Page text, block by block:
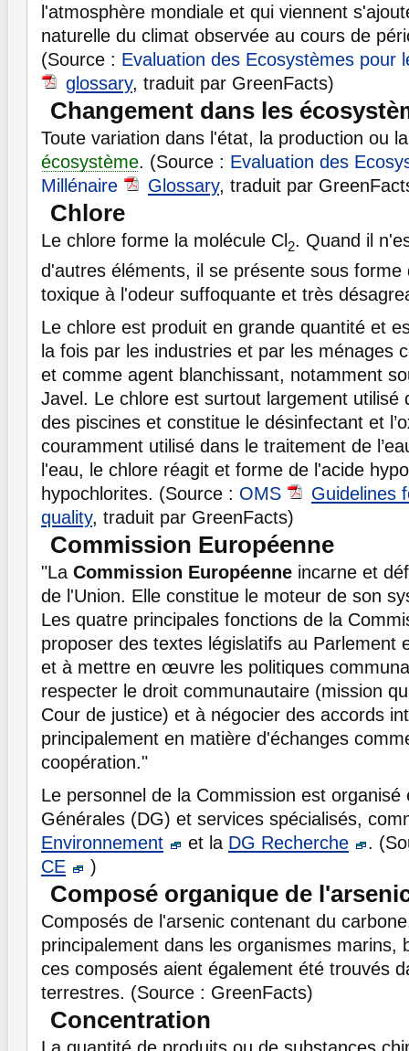
l'atmosphère mondiale et qui viennent
naturelle du climat observée au cours de
(Source : Evaluation des Ecosystèmes pour
glossary, traduit par GreenFacts)
Changement dans les
Toute variation dans l'état, la production ou
écosystème. (Source : Evaluation des
Millénaire
Glossary, traduit par
Chlore
Le chlore forme la molécule Cl 2. Quand il
d'autres éléments, il se présente sous
toxique à l'odeur suffoquante et très
Le chlore est produit en grande quantité et
la fois par les industries et par les ménages
et comme agent blanchissant, notamment
Javel. Le chlore est surtout largement utilisé
des piscines et constitue le désinfectant et
couramment utilisé dans le traitement de
l'eau, le chlore réagit et forme de l'acide
hypochlorites. (Source : OMS
Guidelines
quality, traduit par GreenFacts)
Commission Européenne
"La Commission Européenne incarne et
de l'Union. Elle constitue le moteur de son
Les quatre principales fonctions de la
proposer des textes législatifs au Parlement
et à mettre en œuvre les politiques
respecter le droit communautaire (mission
Cour de justice) et à négocier des accords
principalement en matière d'échanges
coopération."
Le personnel de la Commission est organisé
Générales (DG) et services spécialisés,
Environnement
et la DG Recherche
.
CE
)
Composé organique de
Composés de l'arsenic contenant du
principalement dans les organismes marins,
ces composés aient également été trouvés
terrestres. (Source : GreenFacts)
Concentration